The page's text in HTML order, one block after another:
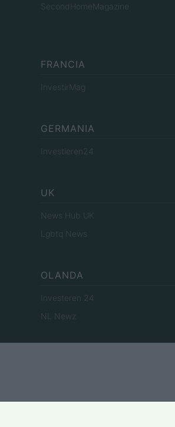
SecondHomeMagazine
FRANCIA
InvestirMag
GERMANIA
Investieren24
UK
News Hub UK
Lgbtq News
OLANDA
Investeren 24
NL Newz